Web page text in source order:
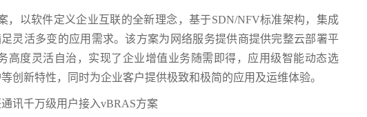
，以软件定义企业互联的全新理念，基于SDN/NFV标准架构，集成
灵活多变的应用需求。该方案为网络服务提供商提供完整云部署平
高度灵活自治，实现了企业增值业务随需即得，应用级智能动态选
创新特性，同时为企业客户提供极致和极简的应用及运维体验。
讯千万级用户接入vBRAS方案